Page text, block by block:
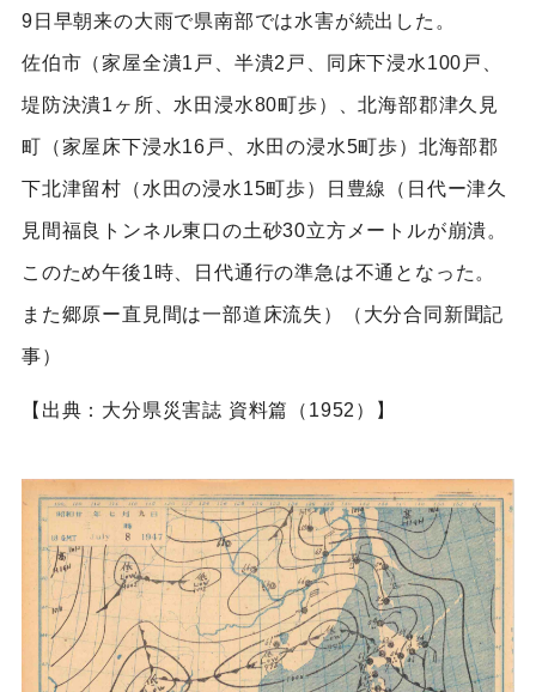
9日早朝来の大雨で県南部では水害が続出した。
佐伯市（家屋全潰1戸、半潰2戸、同床下浸水100戸、
堤防決潰1ヶ所、水田浸水80町歩）、北海部郡津久見
町（家屋床下浸水16戸、水田の浸水5町歩）北海部郡
下北津留村（水田の浸水15町歩）日豊線（日代ー津久
見間福良トンネル東口の土砂30立方メートルが崩潰。
このため午後1時、日代通行の準急は不通となった。
また郷原ー直見間は一部道床流失）（大分合同新聞記
事）
【出典：大分県災害誌 資料篇（1952）】